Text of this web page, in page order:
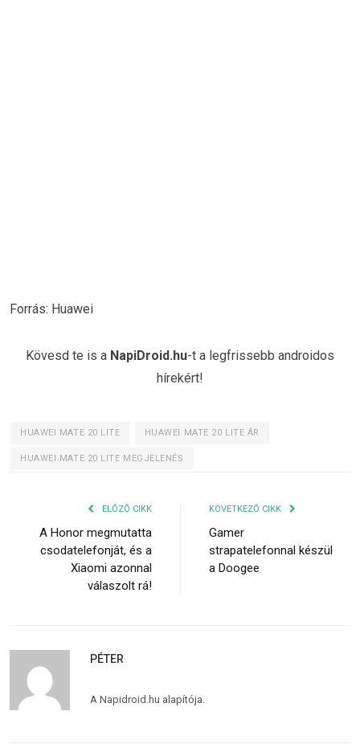
Forrás: Huawei
Kövesd te is a NapiDroid.hu-t a legfrissebb androidos
hírekért!
HUAWEI MATE 20 LITE HUAWEI MATE 20 LITE ÁR
HUAWEI MATE 20 LITE MEGJELENÉS
ELŐZŐ CIKK
A Honor megmutatta
csodatelefonját, és a
Xiaomi azonnal
válaszolt rá!
KÖVETKEZŐ CIKK
Gamer
strapatelefonnal készül
a Doogee
PÉTER
A Napidroid.hu alapítója.